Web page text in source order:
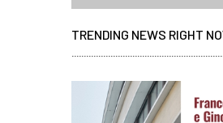
TRENDING NEWS RIGHT